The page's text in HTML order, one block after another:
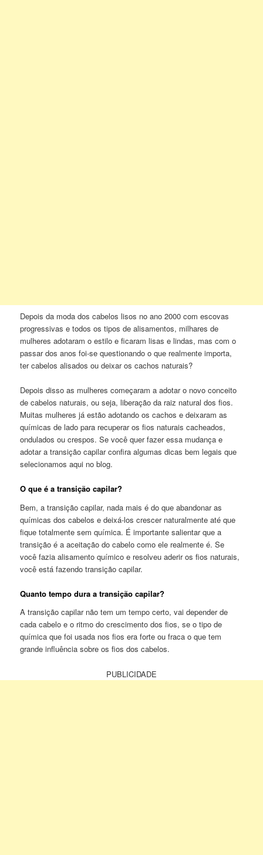
Depois da moda dos cabelos lisos no ano 2000 com escovas
progressivas e todos os tipos de alisamentos, milhares de
mulheres adotaram o estilo e ficaram lisas e lindas, mas com o
passar dos anos foi-se questionando o que realmente importa,
ter cabelos alisados ou deixar os cachos naturais?
Depois disso as mulheres começaram a adotar o novo conceito
de cabelos naturais, ou seja, liberação da raiz natural dos fios.
Muitas mulheres já estão adotando os cachos e deixaram as
químicas de lado para recuperar os fios naturais cacheados,
ondulados ou crespos. Se você quer fazer essa mudança e
adotar a transição capilar confira algumas dicas bem legais que
selecionamos aqui no blog.
O que é a transição capilar?
Bem, a transição capilar, nada mais é do que abandonar as
químicas dos cabelos e deixá-los crescer naturalmente até que
fique totalmente sem química. É importante salientar que a
transição é a aceitação do cabelo como ele realmente é. Se
você fazia alisamento químico e resolveu aderir os fios naturais,
você está fazendo transição capilar.
Quanto tempo dura a transição capilar?
A transição capilar não tem um tempo certo, vai depender de
cada cabelo e o ritmo do crescimento dos fios, se o tipo de
química que foi usada nos fios era forte ou fraca o que tem
grande influência sobre os fios dos cabelos.
PUBLICIDADE